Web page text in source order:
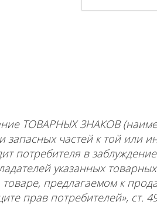
ТОВАРНЫХ ЗНАКОВ
частей к той или
потребителя в
указанных
предлагаемом к
прав потребителей», ст.